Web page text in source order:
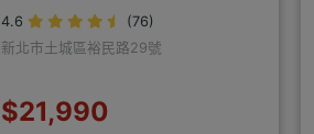
4.6
(76)
新北市土城區裕民路29號
$21,990